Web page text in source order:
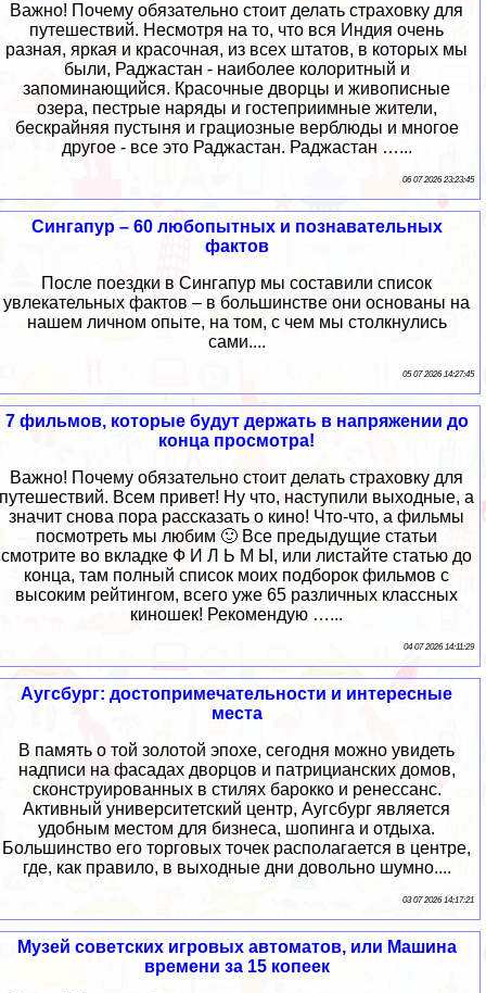
Важно! Почему обязательно стоит делать страховку для
путешествий. Несмотря на то, что вся Индия очень
разная, яркая и красочная, из всех штатов, в которых мы
были, Раджастан - наиболее колоритный и
запоминающийся. Красочные дворцы и живописные
озера, пестрые наряды и гостеприимные жители,
бескрайняя пустыня и грациозные верблюды и многое
другое - все это Раджастан. Раджастан …...
06 07 2026 23:23:45
Сингапур – 60 любопытных и познавательных
фактов
После поездки в Сингапур мы составили список
увлекательных фактов – в большинстве они основаны на
нашем личном опыте, на том, с чем мы столкнулись
сами....
05 07 2026 14:27:45
7 фильмов, которые будут держать в напряжении до
конца просмотра!
Важно! Почему обязательно стоит делать страховку для
путешествий. Всем привет! Ну что, наступили выходные, а
значит снова пора рассказать о кино! Что-что, а фильмы
посмотреть мы любим 🙂 Все предыдущие статьи
смотрите во вкладке Ф И Л Ь М Ы, или листайте статью до
конца, там полный список моих подборок фильмов с
высоким рейтингом, всего уже 65 различных классных
киношек! Рекомендую …...
04 07 2026 14:11:29
Аугсбург: достопримечательности и интересные
места
В память о той золотой эпохе, сегодня можно увидеть
надписи на фасадах дворцов и патрицианских домов,
сконструированных в стилях барокко и ренессанс.
Активный университетский центр, Аугсбург является
удобным местом для бизнеса, шопинга и отдыха.
Большинство его торговых точек располагается в центре,
где, как правило, в выходные дни довольно шумно....
03 07 2026 14:17:21
Музей советских игровых автоматов, или Машина
времени за 15 копеек